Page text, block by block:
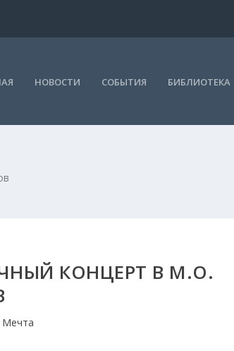
НОВОСТИ СОБЫТИЯ БИБЛИОТЕКА
КОНЦЕРТ В М.О.